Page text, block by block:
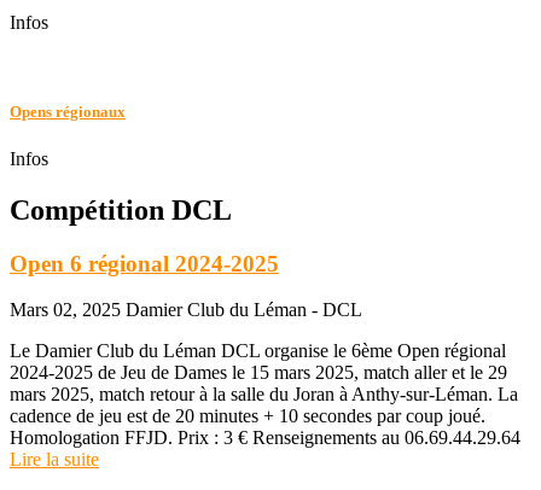
Infos
Opens régionaux
Infos
Compétition DCL
Open 6 régional 2024-2025
Mars 02, 2025 Damier Club du Léman - DCL
Le Damier Club du Léman DCL organise le 6ème Open régional
2024-2025 de Jeu de Dames le 15 mars 2025, match aller et le 29
mars 2025, match retour à la salle du Joran à Anthy-sur-Léman. La
cadence de jeu est de 20 minutes + 10 secondes par coup joué.
Homologation FFJD. Prix : 3 € Renseignements au 06.69.44.29.64
Lire la suite